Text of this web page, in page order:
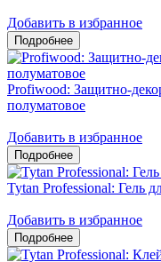
Добавить в избранное
Profiwood: Защитно-
полуматовое
Добавить в избранное
Tytan Professional: Гель
Добавить в избранное